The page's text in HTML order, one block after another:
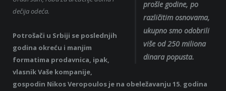
prošle godine, po
različitim osnovama,
ukupno smo odobrili
više od 250 miliona
dinara popusta.
dečija odeća.
Potrošači u Srbiji se poslednjih
godina okreću i manjim
formatima prodavnica, ipak,
vlasnik Vaše kompanije,
gospodin Nikos Veropoulos je na obeležavanju 15. godina